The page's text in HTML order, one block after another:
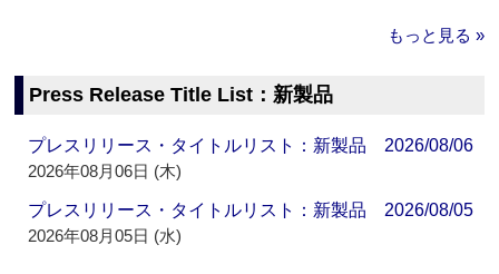
もっと見る »
Press Release Title List：新製品
プレスリリース・タイトルリスト：新製品 2026/08/06
2026年08月06日 (木)
プレスリリース・タイトルリスト：新製品 2026/08/05
2026年08月05日 (水)